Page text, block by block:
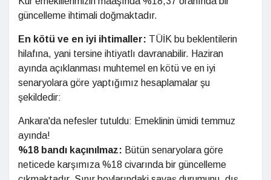
güncelleme ihtimali doğmaktadır.
En kötü ve en iyi ihtimaller: TÜİK bu beklentilerin
hilafına, yani tersine ihtiyatlı davranabilir. Haziran
ayında açıklanması muhtemel en kötü ve en iyi
senaryolara göre yaptığımız hesaplamalar şu
şekildedir:
Ankara'da nefesler tutuldu: Emeklinin ümidi temmuz
ayında!
%18 bandı kaçınılmaz: Bütün senaryolara göre
neticede karşımıza %18 civarında bir güncelleme